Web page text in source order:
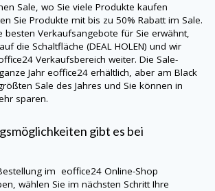
Sale, wo Sie viele Produkte kaufen
Sie Produkte mit bis zu 50% Rabatt im Sale.
besten Verkaufsangebote für Sie erwähnt,
die Schaltfläche (DEAL HOLEN) und wir
Verkaufsbereich weiter. Die Sale-
Jahr eoffice24 erhältlich, aber am Black
Sale des Jahres und Sie können in
sparen.
gibt es bei
im eoffice24 Online-Shop
wählen Sie im nächsten Schritt Ihre